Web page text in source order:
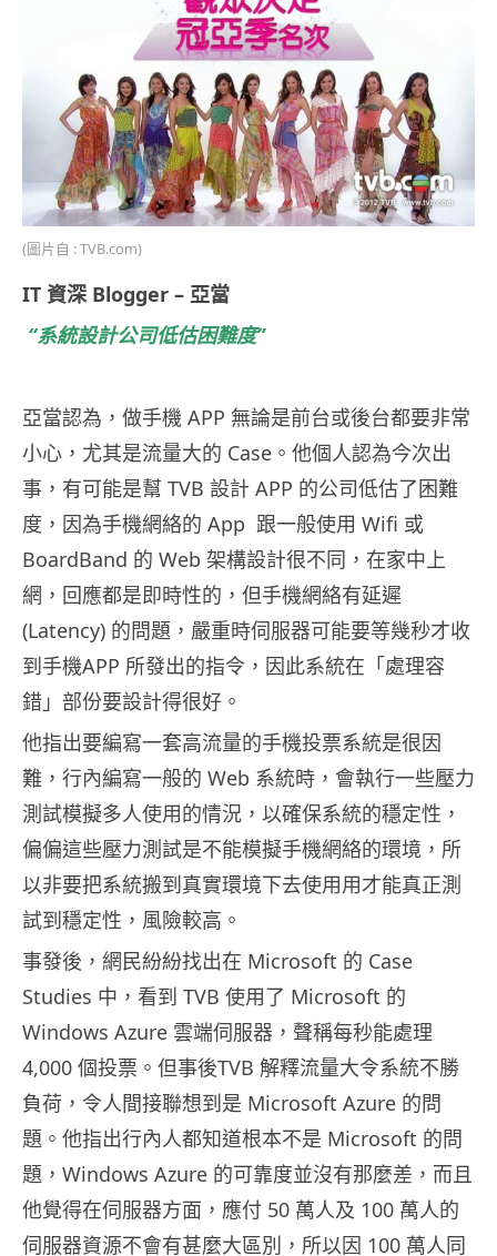
(圖片自 : TVB.com)
IT 資深 Blogger – 亞當
“系統設計公司低估困難度”
亞當認為，做手機 APP 無論是前台或後台都要非常
小心，尤其是流量大的 Case。他個人認為今次出
事，有可能是幫 TVB 設計 APP 的公司低估了困難
度，因為手機網絡的 App 跟一般使用 Wifi 或
BoardBand 的 Web 架構設計很不同，在家中上
網，回應都是即時性的，但手機網絡有延遲
(Latency) 的問題，嚴重時伺服器可能要等幾秒才收
到手機APP 所發出的指令，因此系統在「處理容
錯」部份要設計得很好。
他指出要編寫一套高流量的手機投票系統是很因
難，行內編寫一般的 Web 系統時，會執行一些壓力
測試模擬多人使用的情況，以確保系統的穩定性，
偏偏這些壓力測試是不能模擬手機網絡的環境，所
以非要把系統搬到真實環境下去使用用才能真正測
試到穩定性，風險較高。
事發後，網民紛紛找出在 Microsoft 的 Case
Studies 中，看到 TVB 使用了 Microsoft 的
Windows Azure 雲端伺服器，聲稱每秒能處理
4,000 個投票。但事後TVB 解釋流量大令系統不勝
負荷，令人間接聯想到是 Microsoft Azure 的問
題。他指出行內人都知道根本不是 Microsoft 的問
題，Windows Azure 的可靠度並沒有那麼差，而且
他覺得在伺服器方面，應付 50 萬人及 100 萬人的
伺服器資源不會有甚麼大區別，所以因 100 萬人同